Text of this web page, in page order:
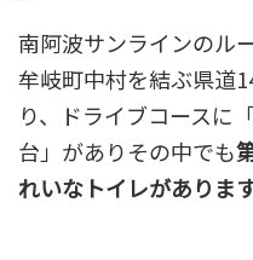
南阿波サンラインのル
牟岐町中村を結ぶ県道
り、ドライブコースに
台」がありその中でも
れいなトイレがありま